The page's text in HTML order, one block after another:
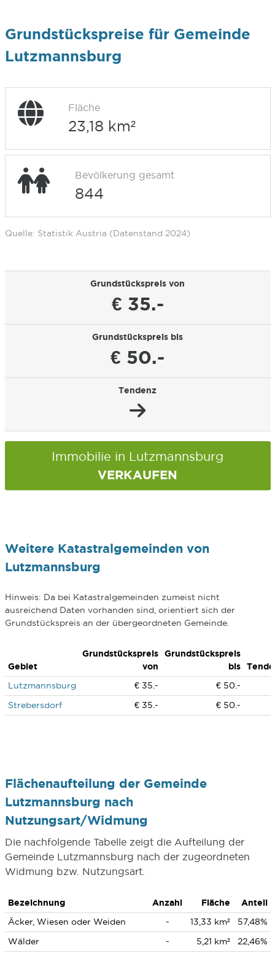
Grundstückspreise für Gemeinde
Lutzmannsburg
Fläche
23,18 km²
Bevölkerung gesamt
844
Quelle: Statistik Austria (Datenstand 2024)
Grundstückspreis von
€ 35.-
Grundstückspreis bis
€ 50.-
Tendenz
Immobilie in Lutzmannsburg
VERKAUFEN
Weitere Katastralgemeinden von
Lutzmannsburg
Hinweis: Da bei Katastralgemeinden zumeist nicht
ausreichend Daten vorhanden sind, orientiert sich der
Grundstückspreis an der übergeordneten Gemeinde.
Gebiet
Grundstückspreis
von
Grundstückspreis
bis
Lutzmannsburg
€ 35.-
€ 50.-
Strebersdorf
€ 35.- € 50.-
Flächenaufteilung der Gemeinde
Lutzmannsburg nach
Nutzungsart/Widmung
Die nachfolgende Tabelle zeigt die Aufteilung der
Gemeinde Lutzmannsburg nach der zugeordneten
Widmung bzw. Nutzungsart.
Bezeichnung Anzahl Fläche
Anteil
Äcker, Wiesen oder Weiden
- 13,33 km²
57,48%
Wälder
- 5,21 km² 22,46%